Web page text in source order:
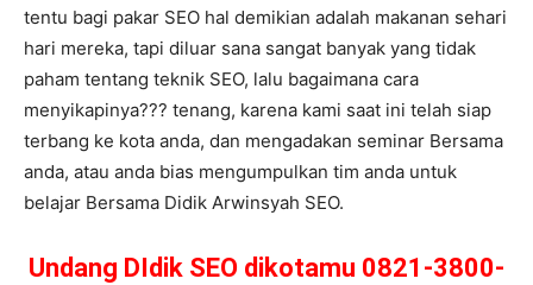
tentu bagi pakar SEO hal demikian adalah makanan sehari
hari mereka, tapi diluar sana sangat banyak yang tidak
paham tentang teknik SEO, lalu bagaimana cara
menyikapinya??? tenang, karena kami saat ini telah siap
terbang ke kota anda, dan mengadakan seminar Bersama
anda, atau anda bias mengumpulkan tim anda untuk
belajar Bersama Didik Arwinsyah SEO.
Undang DIdik SEO dikotamu 0821-3800-